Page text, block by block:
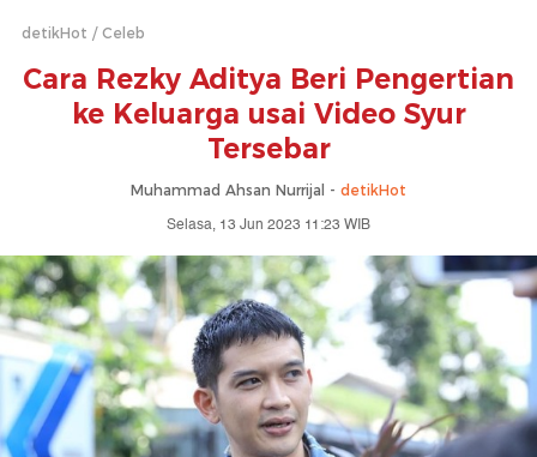
detikHot Celeb
Cara Rezky Aditya Beri Pengertian
ke Keluarga usai Video Syur
Tersebar
Muhammad Ahsan Nurrijal - detikHot
Selasa, 13 Jun 2023 11:23 WIB